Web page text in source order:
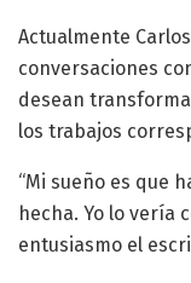
Actualmente
conversaciones
desean
los trabajos
“Mi sueño es que
hecha. Yo lo vería
entusiasmo el